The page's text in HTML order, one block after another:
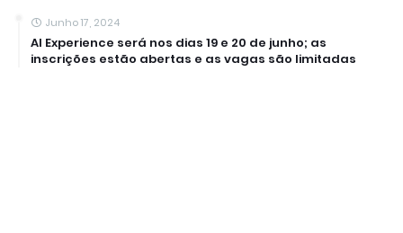
Junho 17, 2024
AI Experience será nos dias 19 e 20 de junho; as
inscrições estão abertas e as vagas são limitadas